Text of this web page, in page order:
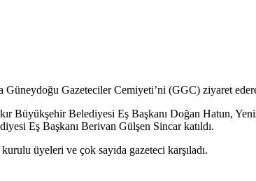
Gazeteciler Cemiyeti’ni (GGC) ziyaret
Büyükşehir Belediyesi Eş Başkanı Doğan Hatun,
Eş Başkanı Berivan Gülşen Sincar katıldı.
üyeleri ve çok sayıda gazeteci karşıladı.